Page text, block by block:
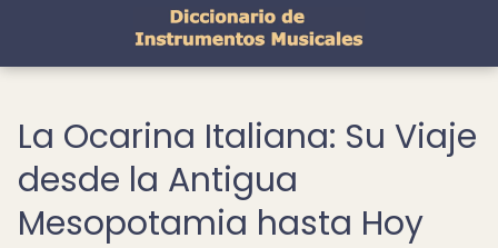
La Ocarina Italiana: Su Viaje
desde la Antigua
Mesopotamia hasta Hoy